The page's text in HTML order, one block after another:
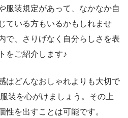
服装規定があって、なかなか自
ている方もいるかもしれませ
で、さりげなく自分らしさを表
をご紹介します♪
はどんなおしゃれよりも大切で
装を心がけましょう。その上
性を出すことは可能です。